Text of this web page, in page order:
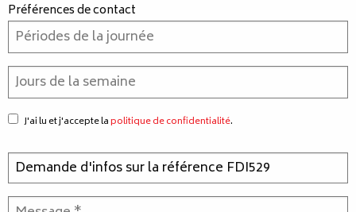
Préférences de contact
J'ai lu et j'accepte lapolitique de confidentialité.